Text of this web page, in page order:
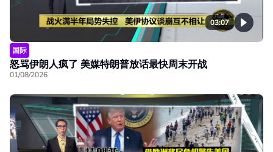
03:07
国际
怒骂伊朗人疯了 美媒特朗普放话最快周末开战
01/08/2026